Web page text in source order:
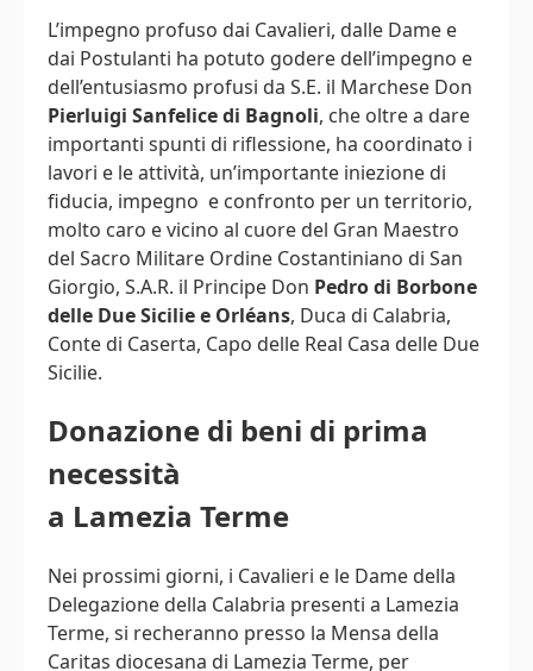
L’impegno profuso dai Cavalieri, dalle Dame e
dai Postulanti ha potuto godere dell’impegno e
dell’entusiasmo profusi da S.E. il Marchese Don
Pierluigi Sanfelice di Bagnoli, che oltre a dare
importanti spunti di riflessione, ha coordinato i
lavori e le attività, un’importante iniezione di
fiducia, impegno e confronto per un territorio,
molto caro e vicino al cuore del Gran Maestro
del Sacro Militare Ordine Costantiniano di San
Giorgio, S.A.R. il Principe Don Pedro di Borbone
delle Due Sicilie e Orléans, Duca di Calabria,
Conte di Caserta, Capo delle Real Casa delle Due
Sicilie.
Donazione di beni di prima
necessità
a Lamezia Terme
Nei prossimi giorni, i Cavalieri e le Dame della
Delegazione della Calabria presenti a Lamezia
Terme, si recheranno presso la Mensa della
Caritas diocesana di Lamezia Terme, per